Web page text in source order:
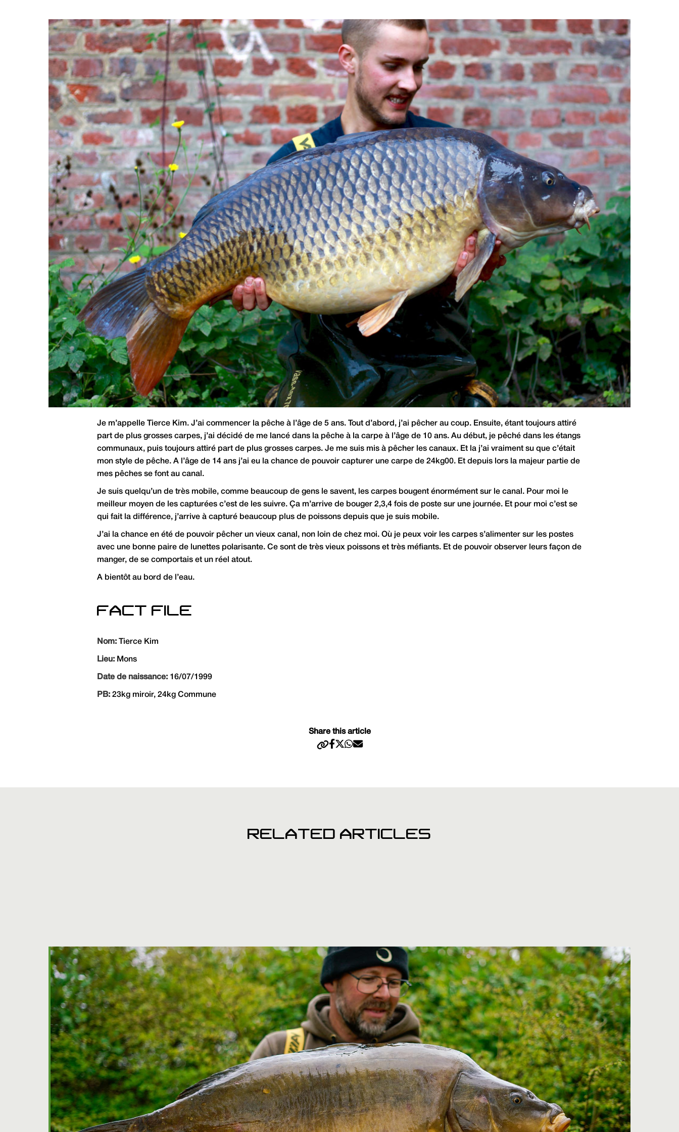
Je m’appelle Tierce Kim. J’ai commencer la pêche à l’âge de 5 ans. Tout d’abord, j’ai pêcher au coup. Ensuite, étant toujours attiré
part de plus grosses carpes, j’ai décidé de me lancé dans la pêche à la carpe à l’âge de 10 ans. Au début, je pêché dans les étangs
communaux, puis toujours attiré part de plus grosses carpes. Je me suis mis à pêcher les canaux. Et la j’ai vraiment su que c’était
mon style de pêche. A l’âge de 14 ans j’ai eu la chance de pouvoir capturer une carpe de 24kg00. Et depuis lors la majeur partie de
mes pêches se font au canal.
Je suis quelqu’un de très mobile, comme beaucoup de gens le savent, les carpes bougent énormément sur le canal. Pour moi le
meilleur moyen de les capturées c’est de les suivre. Ça m’arrive de bouger 2,3,4 fois de poste sur une journée. Et pour moi c’est se
qui fait la différence, j’arrive à capturé beaucoup plus de poissons depuis que je suis mobile.
J’ai la chance en été de pouvoir pêcher un vieux canal, non loin de chez moi. Où je peux voir les carpes s’alimenter sur les postes
avec une bonne paire de lunettes polarisante. Ce sont de très vieux poissons et très méfiants. Et de pouvoir observer leurs façon de
manger, de se comportais et un réel atout.
A bientôt au bord de l’eau.
FACT FILE
Nom: Tierce Kim
Lieu: Mons
Date de naissance: 16/07/1999
PB: 23kg miroir, 24kg Commune
Share this article
RELATED ARTICLES